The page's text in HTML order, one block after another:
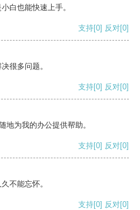
白也能快速上手。
支持[0] 反对[0]
很多问题。
支持[0] 反对[0]
地为我的办公提供帮助。
支持[0] 反对[0]
不能忘怀。
支持[0] 反对[0]